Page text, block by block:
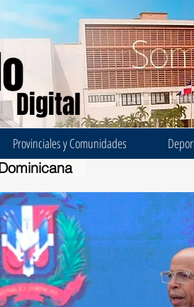
Digital
Provinciales y Comunidades